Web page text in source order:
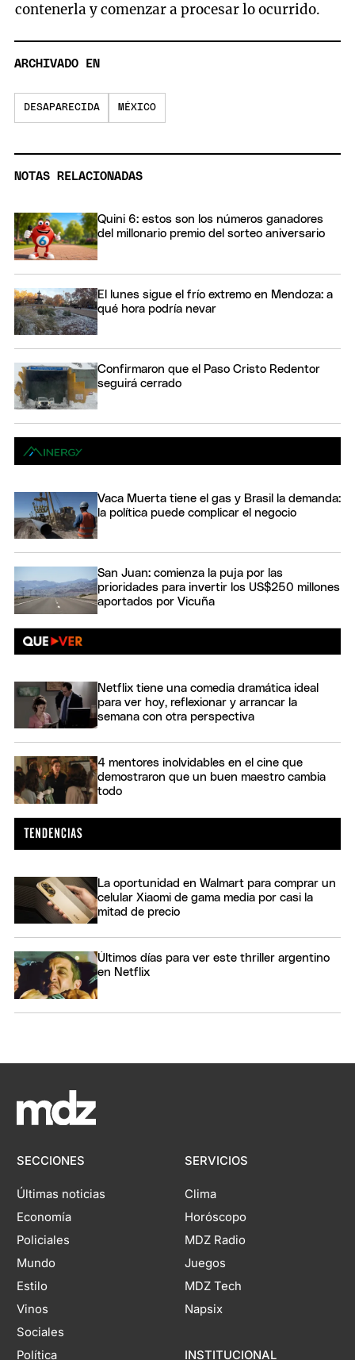
contenerla y comenzar a procesar lo ocurrido.
ARCHIVADO EN
DESAPARECIDA MÉXICO
NOTAS RELACIONADAS
Quini 6: estos son los números ganadores
del millonario premio del sorteo aniversario
El lunes sigue el frío extremo en Mendoza: a
qué hora podría nevar
Confirmaron que el Paso Cristo Redentor
seguirá cerrado
Vaca Muerta tiene el gas y Brasil la demanda:
la política puede complicar el negocio
San Juan: comienza la puja por las
prioridades para invertir los US$250 millones
aportados por Vicuña
Netflix tiene una comedia dramática ideal
para ver hoy, reflexionar y arrancar la
semana con otra perspectiva
4 mentores inolvidables en el cine que
demostraron que un buen maestro cambia
todo
La oportunidad en Walmart para comprar un
celular Xiaomi de gama media por casi la
mitad de precio
Últimos días para ver este thriller argentino
en Netflix
SECCIONES
Últimas noticias
Economía
Policiales
Mundo
Estilo
Vinos
Sociales
Política
SERVICIOS
Clima
Horóscopo
MDZ Radio
Juegos
MDZ Tech
Napsix
INSTITUCIONAL